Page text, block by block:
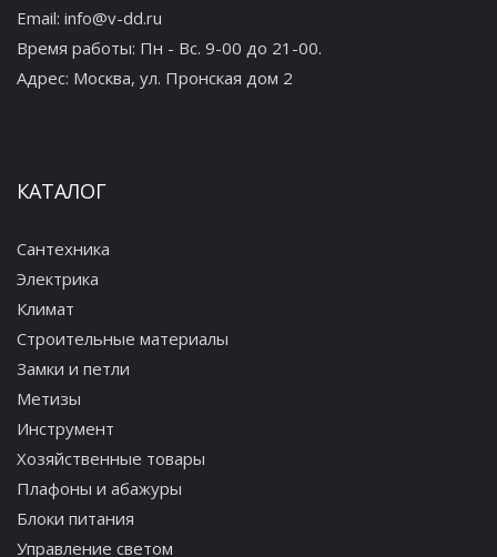
Email: info@v-dd.ru
Время работы: Пн - Вс. 9-00 до 21-00.
Адрес: Москва, ул. Пронская дом 2
КАТАЛОГ
Сантехника
Электрика
Климат
Строительные материалы
Замки и петли
Метизы
Инструмент
Хозяйственные товары
Плафоны и абажуры
Блоки питания
Управление светом